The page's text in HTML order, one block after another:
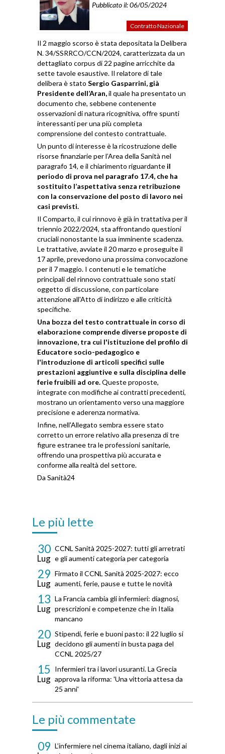
Pubblicato il: 06/05/2024
Contratto Nazionale
Il 2 maggio scorso è stata depositata la Delibera
N. 34/SSRRCO/CCN/2024, caratterizzata da un
dettagliato corpus di 22 pagine arricchite da
sette tavole esaustive. Il relatore di tale
delibera è stato Sergio Gasparrini, già
Presidente dell’Aran,il quale ha presentato un
documento che, sebbene contenente
osservazioni di natura ricognitiva, offre spunti
interessanti per una più completa
comprensione del contesto contrattuale.
Un punto di interesse è la ricostruzione delle
risorse finanziarie per l’Area della Sanità nel
paragrafo 14, e il chiarimento riguardante il
periodo di prova nel paragrafo 17.4, che ha
sostituito l’aspettativa senza retribuzione
con la conservazione del posto di lavoro nei
casi previsti.
Il Comparto, il cui rinnovo è già in trattativa per il
triennio 2022/2024, sta affrontando questioni
cruciali nonostante la sua imminente scadenza.
Le trattative, avviate il 20 marzo e proseguite il
17 aprile, prevedono una prossima convocazione
per il 7 maggio. I contenuti e le tematiche
principali del rinnovo contrattuale sono stati
oggetto di discussione, con particolare
attenzione all'Atto di indirizzo e alle criticità
specifiche.
Una bozza del testo contrattuale in corso di
elaborazione comprende diverse proposte di
innovazione, tra cui l'istituzione del profilo di
Educatore socio-pedagogico e
l'introduzione di articoli specifici sulle
prestazioni aggiuntive e sulla disciplina delle
ferie fruibili ad ore.Queste proposte,
integrate con modifiche ai contratti precedenti,
mostrano un orientamento verso una maggiore
precisione e aderenza normativa.
Infine, nell'Allegato sembra essere stato
corretto un errore relativo alla presenza di tre
figure estranee tra le professioni sanitarie,
offrendo una prospettiva più accurata e
conforme alla realtà del settore.
Da Sanità24
Le più lette
30
Lug
CCNL Sanità 2025-2027: tutti gli arretrati
e gli aumenti categoria per categoria
29
Lug
Firmato il CCNL Sanità 2025-2027: ecco
aumenti, ferie, pause e tutte le novità
13
Lug
La Francia cambia gli infermieri: diagnosi,
prescrizioni e competenze che in Italia
mancano
20
Lug
Stipendi, ferie e buoni pasto: il 22 luglio si
decidono gli aumenti in busta paga del
CCNL 2025/27
15
Lug
Infermieri tra i lavori usuranti. La Grecia
approva la riforma: 'Una vittoria attesa da
25 anni'
Le più commentate
09 L’infermiere nel cinema italiano, dagli inizi ai